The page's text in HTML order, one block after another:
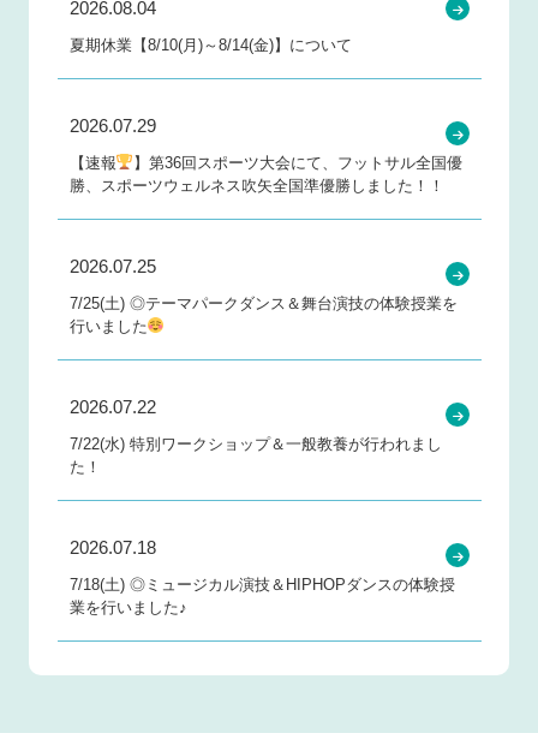
2026.08.04
夏期休業【8/10(月)～8/14(金)】について
2026.07.29
【速報
】第36回スポーツ大会にて、フットサル全国優
勝、スポーツウェルネス吹矢全国準優勝しました！！
2026.07.25
7/25(土) ◎テーマパークダンス＆舞台演技の体験授業を
行いました
2026.07.22
7/22(水) 特別ワークショップ＆一般教養が行われまし
た！
2026.07.18
7/18(土) ◎ミュージカル演技＆HIPHOPダンスの体験授
業を行いました♪